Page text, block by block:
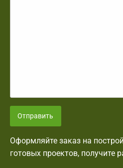
Отправить
Оформляйте заказ на
готовых проектов, получите